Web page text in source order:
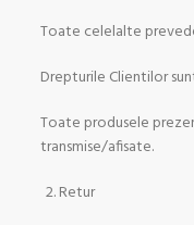
Toate celelalte
Drepturile Clientilor
Toate produsele
transmise/afisate.
Retur